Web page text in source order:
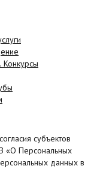
Конкурсы
субъектов
«О Персональных
данных в